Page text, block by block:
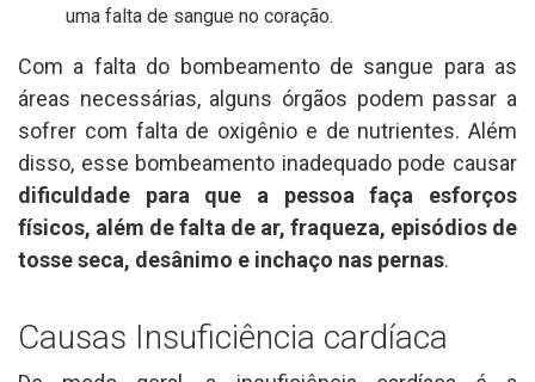
uma falta de sangue no coração.
Com a falta do bombeamento de sangue para as
áreas necessárias, alguns órgãos podem passar a
sofrer com falta de oxigênio e de nutrientes. Além
disso, esse bombeamento inadequado pode causar
dificuldade para que a pessoa faça esforços
físicos, além de falta de ar, fraqueza, episódios de
tosse seca, desânimo e inchaço nas pernas.
Causas Insuficiência cardíaca